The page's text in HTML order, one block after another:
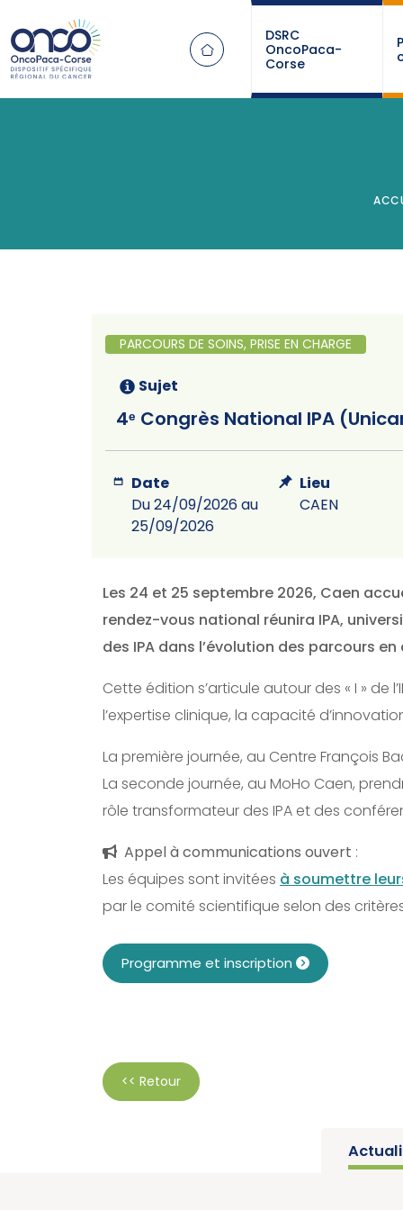
DSRC
OncoPaca-
Corse
PARCOURS DE SOINS, PRISE EN CHARGE
Sujet
4ᵉ Congrès National IPA
Date
Du 24/09/2026au
25/09/2026
Lieu
CAEN
Les 24 et 25 septembre 2026, Caen
rendez-vous national réunira IPA,
des IPA dans l’évolution des parcours
Cette édition s’articule autour des « I » de
l’expertise clinique, la capacité
La première journée, au Centre François
La seconde journée, au MoHo Caen,
rôle transformateur des IPA et des
Appel à communications ouvert :
Les équipes sont invitées à soumettre
par le comité scientifique selon des
Programme et inscription
<< Retour